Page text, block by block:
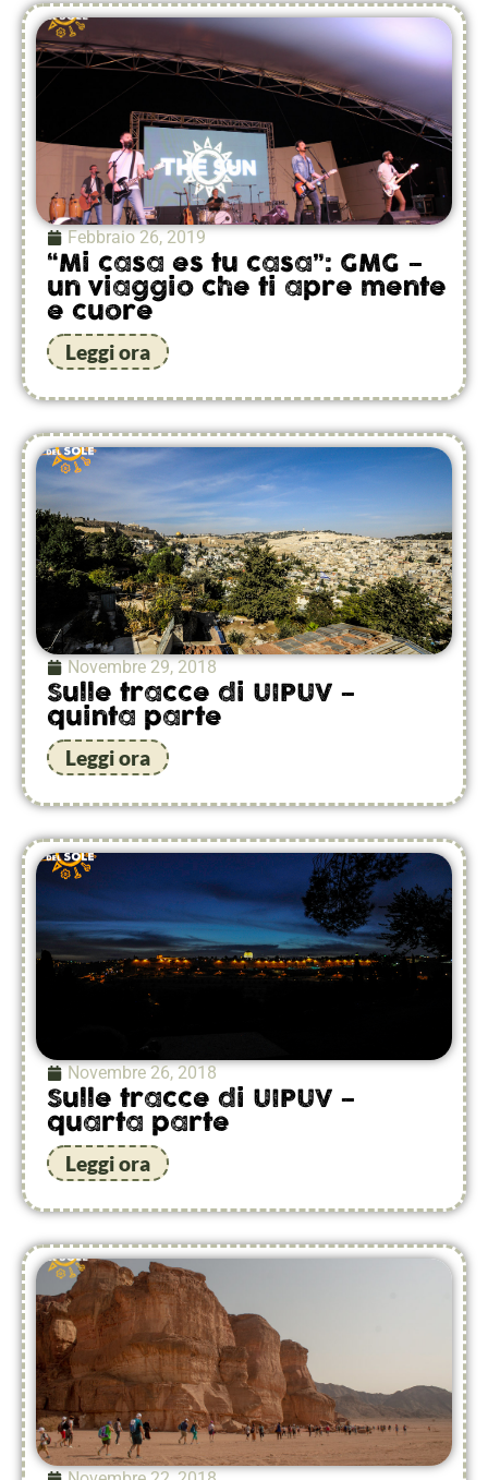
Febbraio 26, 2019
“Mi casa es tu casa”: GMG –
un viaggio che ti apre mente
e cuore
Leggi ora
Novembre 29, 2018
Sulle tracce di UIPUV –
quinta parte
Leggi ora
Novembre 26, 2018
Sulle tracce di UIPUV –
quarta parte
Leggi ora